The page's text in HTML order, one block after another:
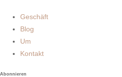
Geschäft
Blog
Um
Kontakt
Abonnieren